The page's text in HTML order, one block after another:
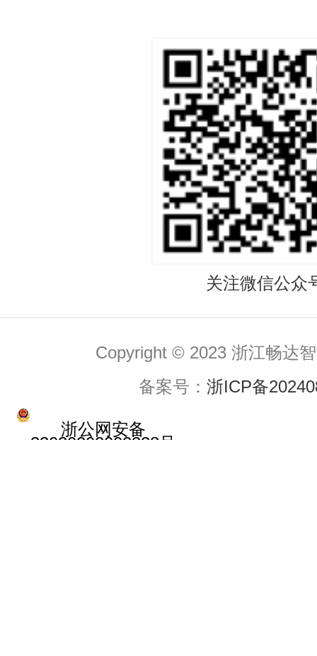
关注微信公众
Copyright © 2023 浙江畅达
备案号： 浙ICP备
浙公网安备
33030202002238号